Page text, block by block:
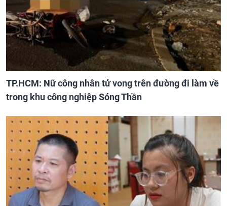
TP.HCM: Nữ công nhân tử vong trên đường đi làm về
trong khu công nghiệp Sóng Thần